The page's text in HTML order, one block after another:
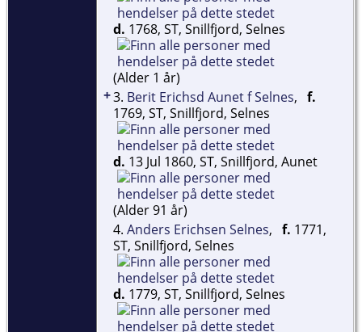
d. 1768, ST, Snillfjord, Selnes
(Alder 1 år)
+3. Berit Erichsd Aunet f Selnes, f.
1769, ST, Snillfjord, Selnes
d. 13 Jul 1860, ST, Snillfjord, Aunet
(Alder 91 år)
4. Anders Erichsen Selnes, f. 1771,
ST, Snillfjord, Selnes
d. 1779, ST, Snillfjord, Selnes